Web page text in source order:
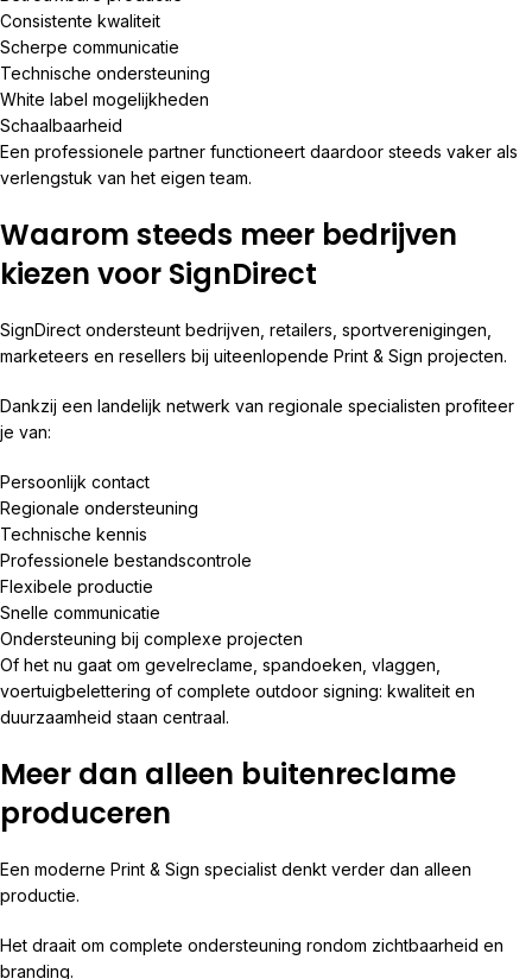
Consistente kwaliteit
Scherpe communicatie
Technische ondersteuning
White label mogelijkheden
Schaalbaarheid
Een professionele partner functioneert daardoor steeds vaker als
verlengstuk van het eigen team.
Waarom steeds meer bedrijven
kiezen voor SignDirect
SignDirect ondersteunt bedrijven, retailers, sportverenigingen,
marketeers en resellers bij uiteenlopende Print & Sign projecten.
Dankzij een landelijk netwerk van regionale specialisten profiteer
je van:
Persoonlijk contact
Regionale ondersteuning
Technische kennis
Professionele bestandscontrole
Flexibele productie
Snelle communicatie
Ondersteuning bij complexe projecten
Of het nu gaat om gevelreclame, spandoeken, vlaggen,
voertuigbelettering of complete outdoor signing: kwaliteit en
duurzaamheid staan centraal.
Meer dan alleen buitenreclame
produceren
Een moderne Print & Sign specialist denkt verder dan alleen
productie.
Het draait om complete ondersteuning rondom zichtbaarheid en
branding.